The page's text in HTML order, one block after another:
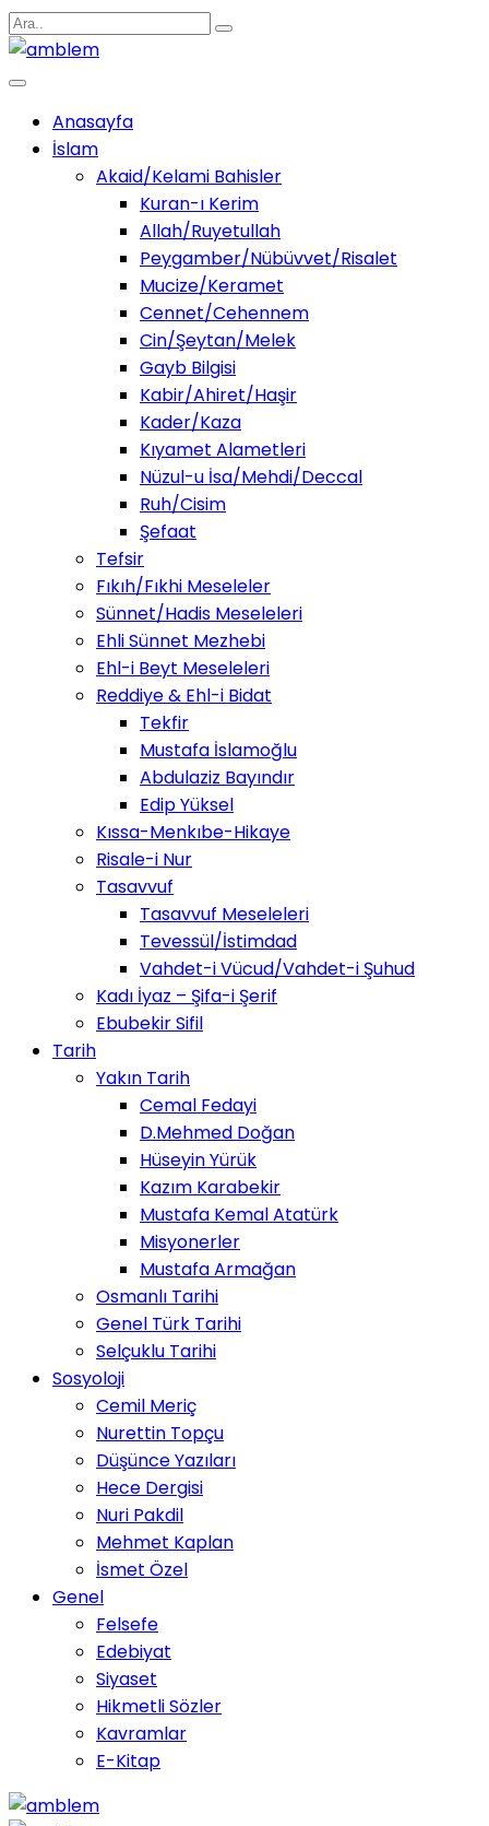
Anasayfa
İslam
Akaid/Kelami Bahisler
Kuran-ı Kerim
Allah/Ruyetullah
Peygamber/Nübüvvet/Risalet
Mucize/Keramet
Cennet/Cehennem
Cin/Şeytan/Melek
Gayb Bilgisi
Kabir/Ahiret/Haşir
Kader/Kaza
Kıyamet Alametleri
Nüzul-u İsa/Mehdi/Deccal
Ruh/Cisim
Şefaat
Tefsir
Fıkıh/Fıkhi Meseleler
Sünnet/Hadis Meseleleri
Ehli Sünnet Mezhebi
Ehl-i Beyt Meseleleri
Reddiye & Ehl-i Bidat
Tekfir
Mustafa İslamoğlu
Abdulaziz Bayındır
Edip Yüksel
Kıssa-Menkıbe-Hikaye
Risale-i Nur
Tasavvuf
Tasavvuf Meseleleri
Tevessül/İstimdad
Vahdet-i Vücud/Vahdet-i Şuhud
Kadı İyaz – Şifa-i Şerif
Ebubekir Sifil
Tarih
Yakın Tarih
Cemal Fedayi
D.Mehmed Doğan
Hüseyin Yürük
Kazım Karabekir
Mustafa Kemal Atatürk
Misyonerler
Mustafa Armağan
Osmanlı Tarihi
Genel Türk Tarihi
Selçuklu Tarihi
Sosyoloji
Cemil Meriç
Nurettin Topçu
Düşünce Yazıları
Hece Dergisi
Nuri Pakdil
Mehmet Kaplan
İsmet Özel
Genel
Felsefe
Edebiyat
Siyaset
Hikmetli Sözler
Kavramlar
E-Kitap